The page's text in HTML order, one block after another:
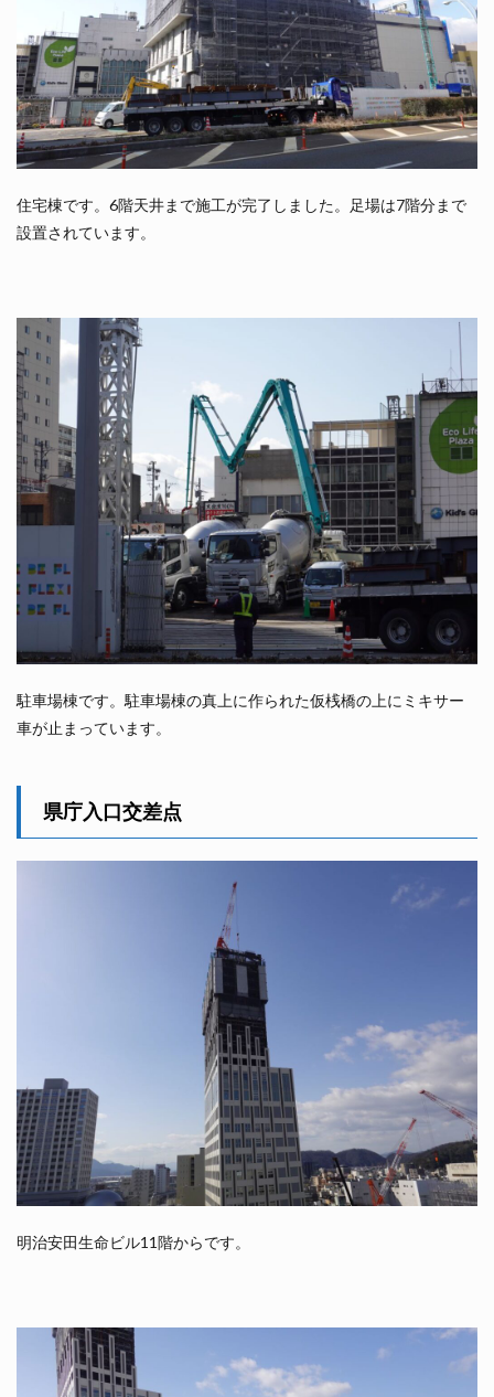
住宅棟です。6階天井まで施工が完了しました。足場は7階分まで
設置されています。
駐車場棟です。駐車場棟の真上に作られた仮桟橋の上にミキサー
車が止まっています。
県庁入口交差点
明治安田生命ビル11階からです。